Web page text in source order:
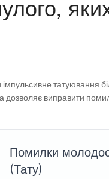
татуювання
виправити
Помилки
(Тату)